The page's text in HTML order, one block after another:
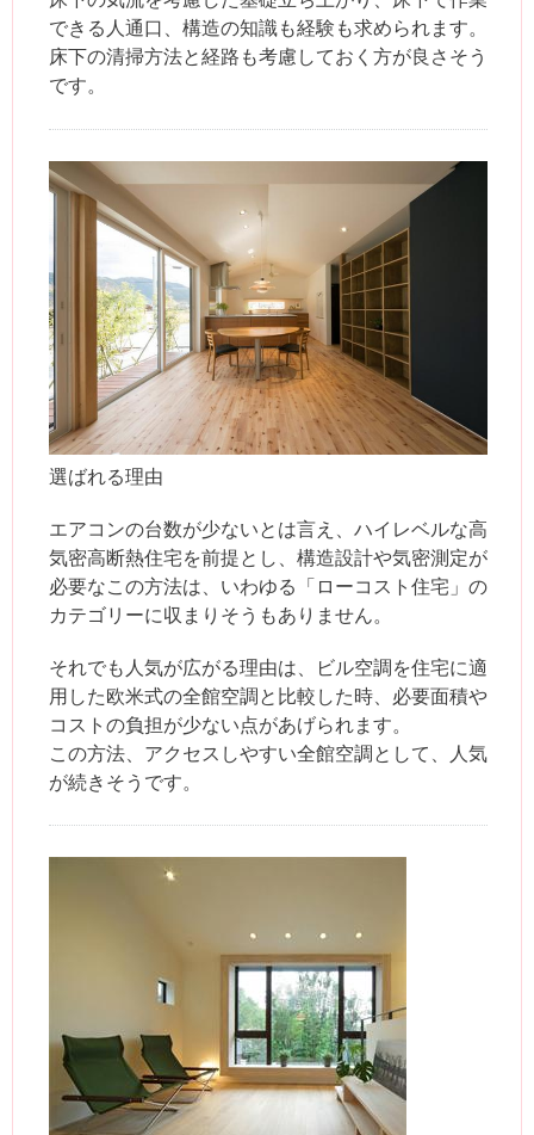
できる人通口、構造の知識も経験も求められます。
床下の清掃方法と経路も考慮しておく方が良さそう
です。
選ばれる理由
エアコンの台数が少ないとは言え、ハイレベルな高
気密高断熱住宅を前提とし、構造設計や気密測定が
必要なこの方法は、いわゆる「ローコスト住宅」の
カテゴリーに収まりそうもありません。
それでも人気が広がる理由は、ビル空調を住宅に適
用した欧米式の全館空調と比較した時、必要面積や
コストの負担が少ない点があげられます。
この方法、アクセスしやすい全館空調として、人気
が続きそうです。